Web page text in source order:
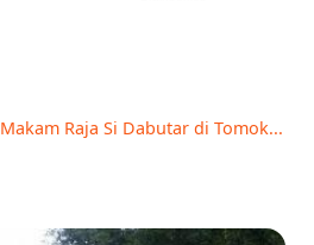
Makam Raja Si Dabutar di Tomok...